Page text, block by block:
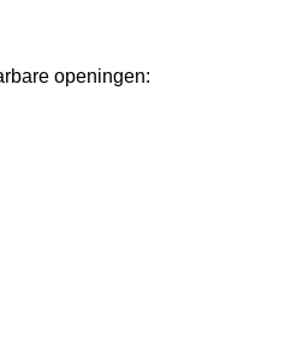
openingen: